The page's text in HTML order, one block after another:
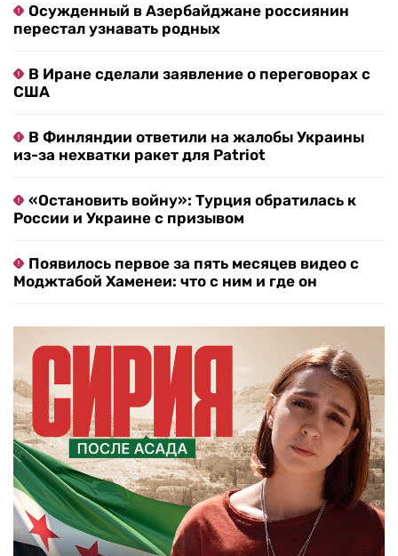
Осужденный в Азербайджане россиянин
перестал узнавать родных
В Иране сделали заявление о переговорах с
США
В Финляндии ответили на жалобы Украины
из-за нехватки ракет для Patriot
«Остановить войну»: Турция обратилась к
России и Украине с призывом
Появилось первое за пять месяцев видео с
Моджтабой Хаменеи: что с ним и где он